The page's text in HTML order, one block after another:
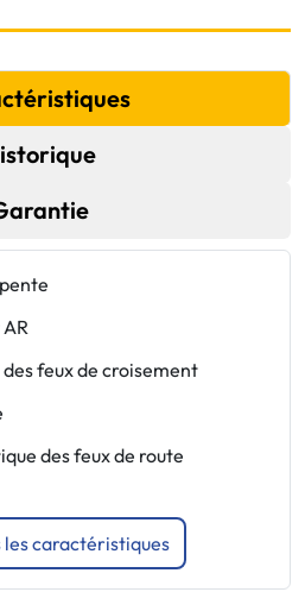
feux de croisement
des feux de route
les caractéristiques